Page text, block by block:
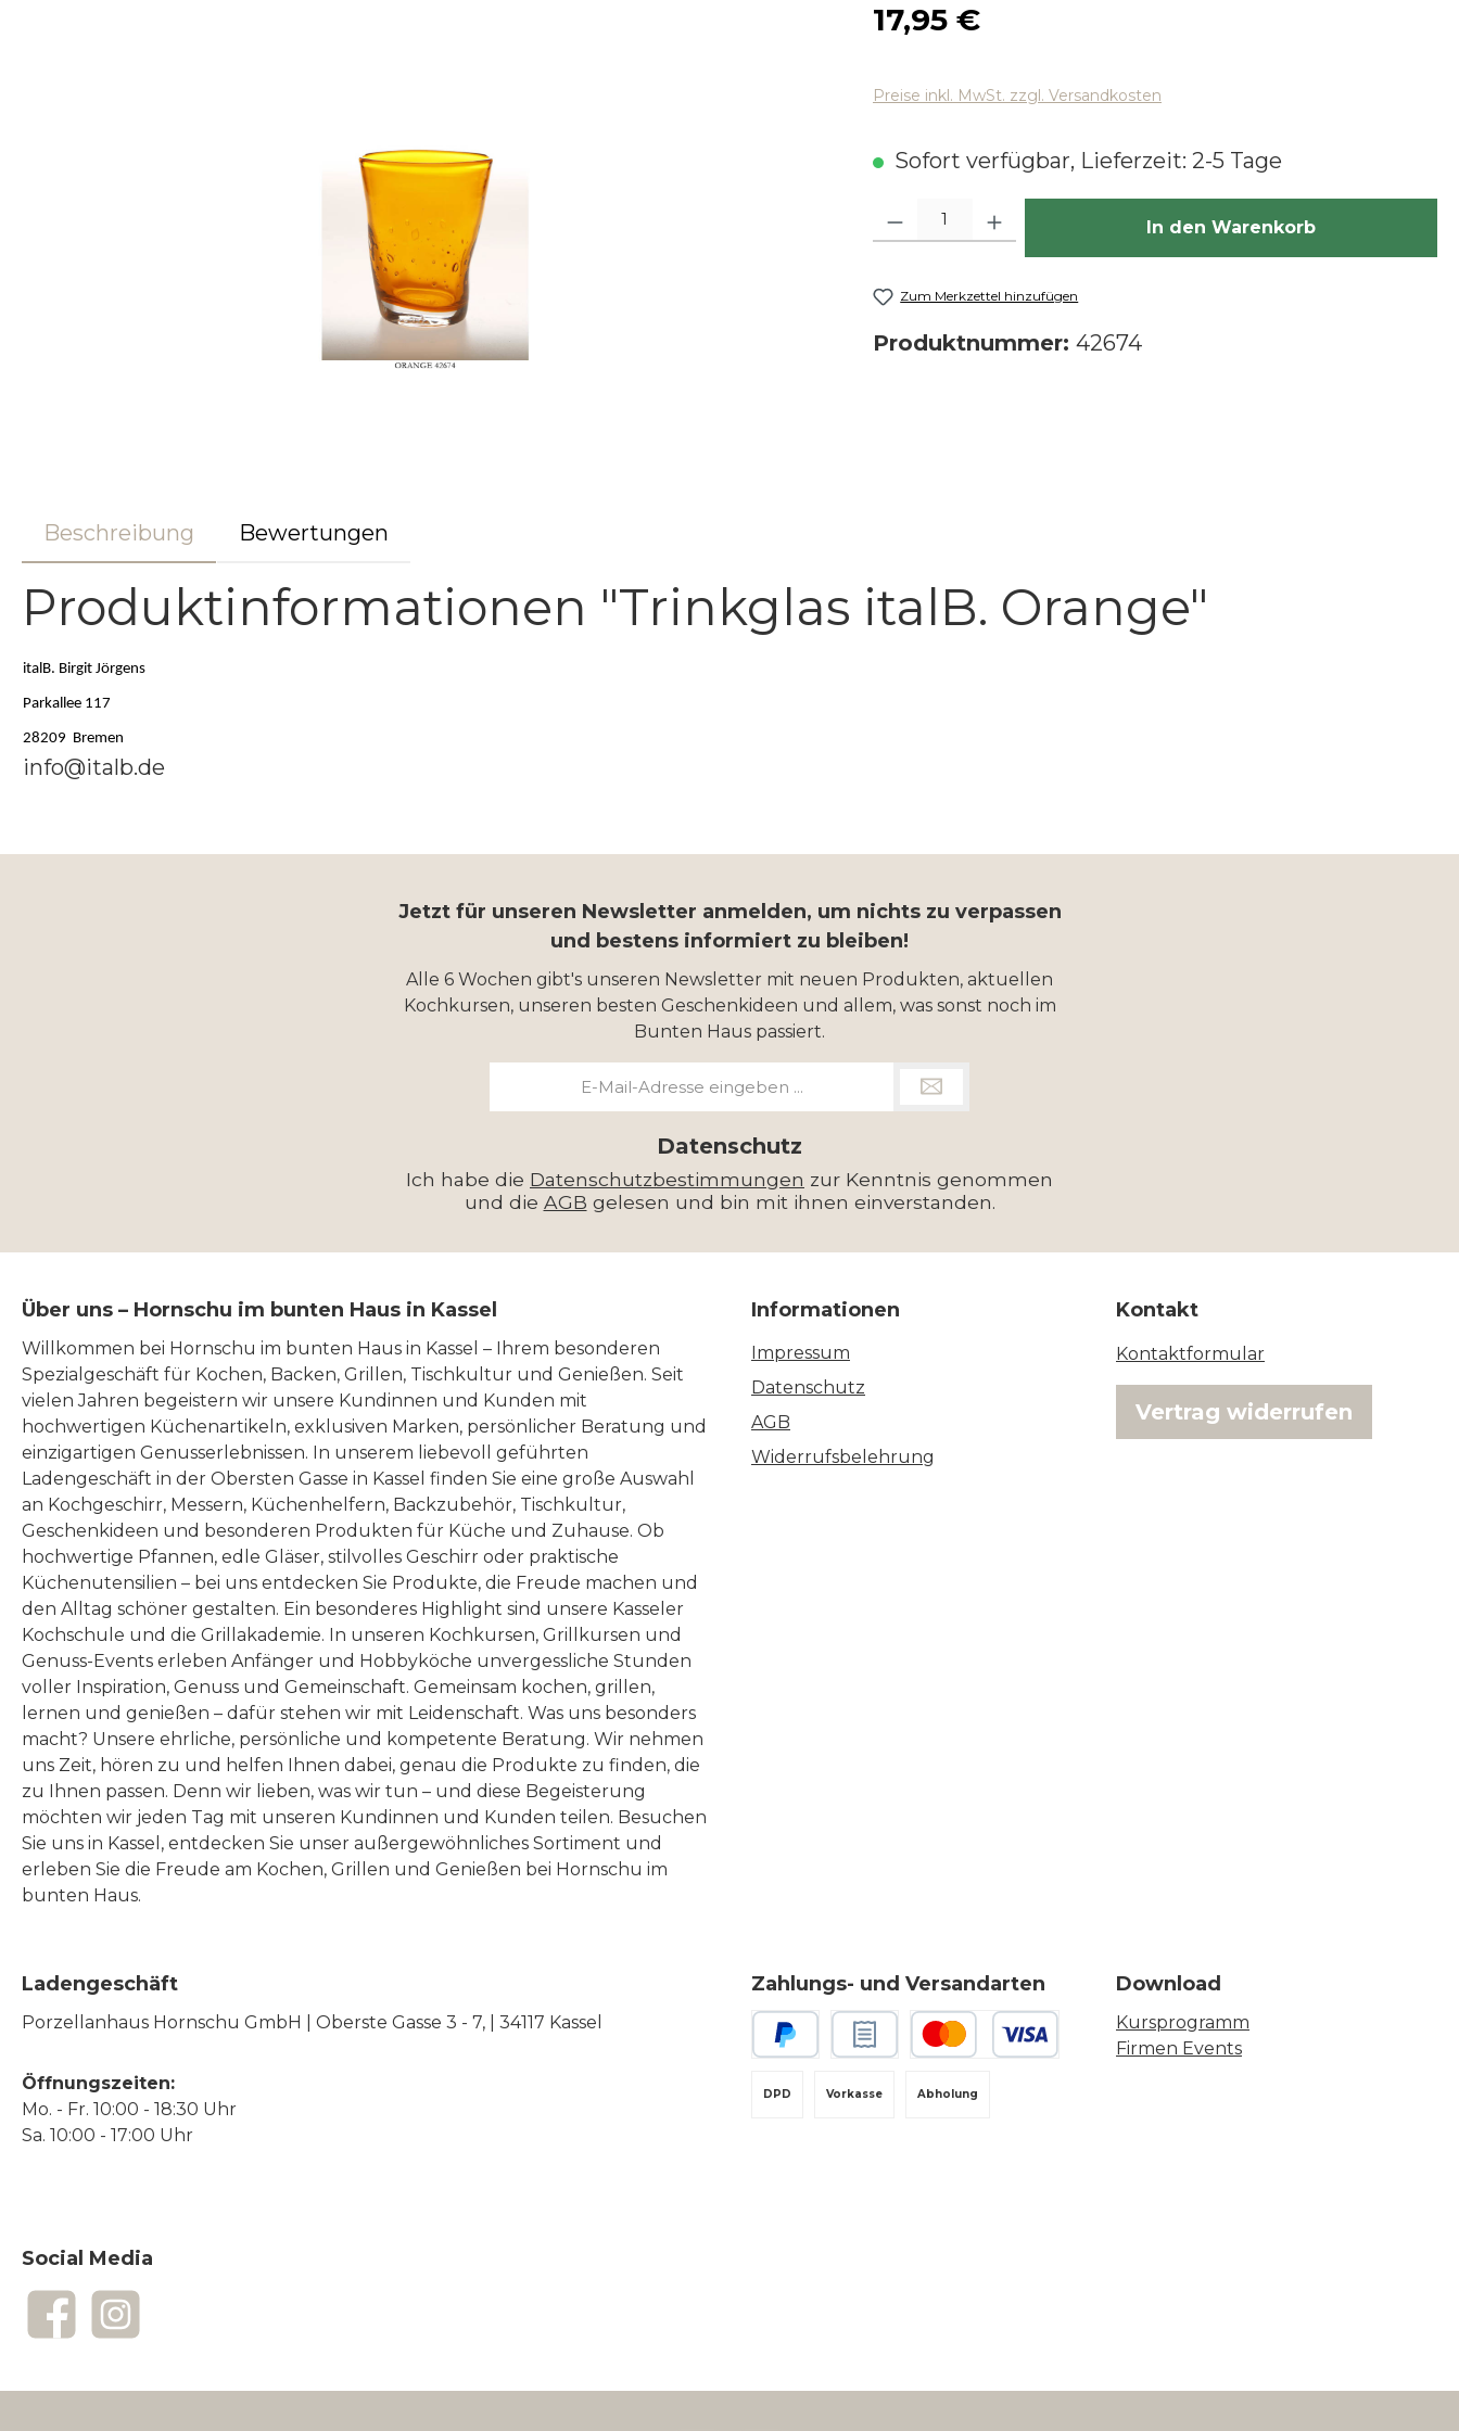
Regulärer Preis:
17,95 €
Preise inkl. MwSt. zzgl. Versandkosten
Sofort verfügbar, Lieferzeit: 2-5 Tage
Produkt Anzahl: Gib den gewünschten Wert ein oder benutze die
In den Warenkorb
Zum Merkzettel hinzufügen
Produktnummer: 42674
Beschreibung Bewertungen
Produktinformationen "Trinkglas italB. Orange"
italB. Birgit Jörgens
Parkallee 117
28209 Bremen
info@italb.de
Jetzt für unseren Newsletter anmelden, um nichts zu verpassen
und bestens informiert zu bleiben!
Alle 6 Wochen gibt's unseren Newsletter mit neuen Produkten, aktuellen
Kochkursen, unseren besten Geschenkideen und allem, was sonst noch im
Bunten Haus passiert.
Datenschutz
Ich habe die Datenschutzbestimmungen zur Kenntnis genommen
und die AGB gelesen und bin mit ihnen einverstanden.
Über uns – Hornschu im bunten Haus in Kassel
Willkommen bei Hornschu im bunten Haus in Kassel – Ihrem besonderen
Spezialgeschäft für Kochen, Backen, Grillen, Tischkultur und Genießen. Seit
vielen Jahren begeistern wir unsere Kundinnen und Kunden mit
hochwertigen Küchenartikeln, exklusiven Marken, persönlicher Beratung und
einzigartigen Genusserlebnissen. In unserem liebevoll geführten
Ladengeschäft in der Obersten Gasse in Kassel finden Sie eine große Auswahl
an Kochgeschirr, Messern, Küchenhelfern, Backzubehör, Tischkultur,
Geschenkideen und besonderen Produkten für Küche und Zuhause. Ob
hochwertige Pfannen, edle Gläser, stilvolles Geschirr oder praktische
Küchenutensilien – bei uns entdecken Sie Produkte, die Freude machen und
den Alltag schöner gestalten. Ein besonderes Highlight sind unsere Kasseler
Kochschule und die Grillakademie. In unseren Kochkursen, Grillkursen und
Genuss-Events erleben Anfänger und Hobbyköche unvergessliche Stunden
voller Inspiration, Genuss und Gemeinschaft. Gemeinsam kochen, grillen,
lernen und genießen – dafür stehen wir mit Leidenschaft. Was uns besonders
macht? Unsere ehrliche, persönliche und kompetente Beratung. Wir nehmen
uns Zeit, hören zu und helfen Ihnen dabei, genau die Produkte zu finden, die
zu Ihnen passen. Denn wir lieben, was wir tun – und diese Begeisterung
möchten wir jeden Tag mit unseren Kundinnen und Kunden teilen. Besuchen
Sie uns in Kassel, entdecken Sie unser außergewöhnliches Sortiment und
erleben Sie die Freude am Kochen, Grillen und Genießen bei Hornschu im
bunten Haus.
Informationen
Impressum
Datenschutz
AGB
Widerrufsbelehrung
Kontakt
Kontaktformular
Vertrag widerrufen
Ladengeschäft
Porzellanhaus Hornschu GmbH | Oberste Gasse 3 - 7, | 34117 Kassel
Öffnungszeiten:
Mo. - Fr. 10:00 - 18:30 Uhr
Sa. 10:00 - 17:00 Uhr
Zahlungs- und Versandarten
Vorkasse
DPD Abholung
Download
Kursprogramm
Firmen Events
Social Media
FacebookInstagram